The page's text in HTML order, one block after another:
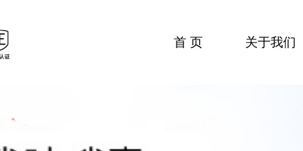
首 页 关于我们